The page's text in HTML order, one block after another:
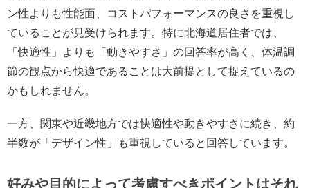
ン性よりも性能面、コストパフォーマンスの良さを重視し
ていることが見受けられます。特に北海道居住者では、
「快適性」よりも「動きやすさ」の回答率が高く、体温調
節の観点から快適であることは大前提として捉えているの
かもしれません。
一方、関東や近畿地方では快適性や動きやすさに続き、約
半数が「デザイン性」も重視していると回答しています。
好みや目的によって考慮すべきポイントはそれ